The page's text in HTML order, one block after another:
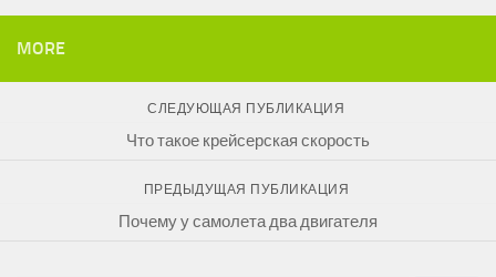
MORE
СЛЕДУЮЩАЯ ПУБЛИКАЦИЯ
Что такое крейсерская скорость
ПРЕДЫДУЩАЯ ПУБЛИКАЦИЯ
Почему у самолета два двигателя